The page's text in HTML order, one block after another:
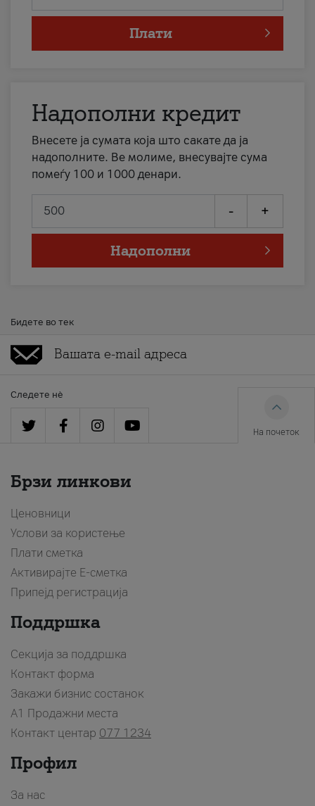
Плати
Надополни кредит
Внесете ја сумата која што сакате да ја
надополните. Ве молиме, внесувајте сума
помеѓу 100 и 1000 денари.
- +
Надополни
Бидете во тек
Следете нè
На почеток
Брзи линкови
Ценовници
Услови за користење
Плати сметка
Активирајте Е-сметка
Припејд регистрација
Поддршка
Секција за поддршка
Контакт форма
Закажи бизнис состанок
A1 Продажни места
Контакт центар 077 1234
Профил
За нас